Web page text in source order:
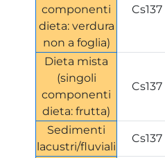
componenti
dieta: verdura
non a foglia)
Cs137
Dieta mista
(singoli
componenti
dieta: frutta)
Cs137
Sedimenti
lacustri/fluviali
Cs137